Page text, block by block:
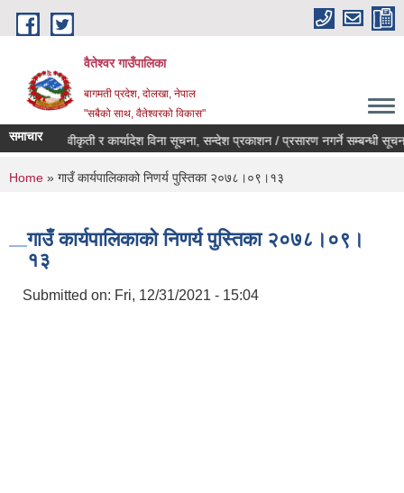
Skip to main content
वैतेश्वर गाउँपालिका
बागमती प्रदेश, दाेलखा, नेपाल
"सबैको साथ, वैतेश्वरको विकास"
समाचार
पूर्व स्वीकृती र कार्यादेश विना सूचना, सन्देश प्रकाशन / प्रसारण नगर्ने सम्बन्धी सूचना ।
You are here
Home » गाउँ कार्यपालिकाको निणर्य पुस्तिका २०७८।०९।१३
गाउँ कार्यपालिकाको निणर्य पुस्तिका २०७८।०९।
१३
Submitted on: Fri, 12/31/2021 - 15:04